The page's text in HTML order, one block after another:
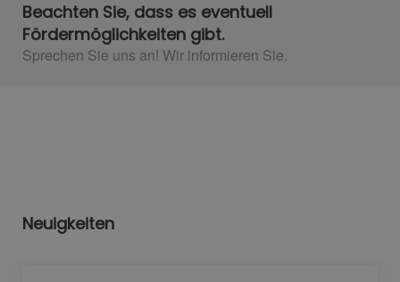
Beachten Sie, dass es eventuell
Fördermöglichkeiten gibt.
Sprechen Sie uns an! Wir informieren Sie.​
Neuigkeiten